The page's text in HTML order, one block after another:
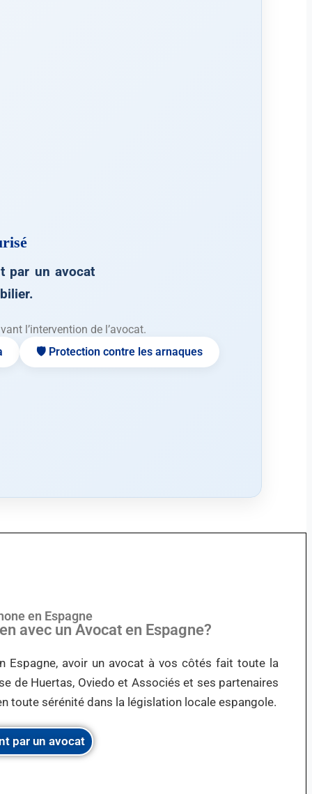
par un avocat
l’intervention de l’avocat.
🛡️ Protection contre les arnaques
en Espagne
avec un Avocat en Espagne?
Espagne, avoir un avocat à vos côtés fait toute la
de Huertas, Oviedo et Associés et ses partenaires
toute sérénité dans la législation locale espangole.
par un avocat